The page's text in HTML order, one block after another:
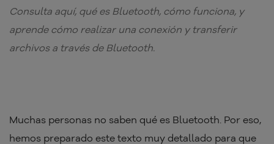
Consulta aquí, qué es Bluetooth, cómo funciona, y
aprende cómo realizar una conexión y transferir
archivos a través de Bluetooth.
Muchas personas no saben qué es Bluetooth. Por eso,
hemos preparado este texto muy detallado para que